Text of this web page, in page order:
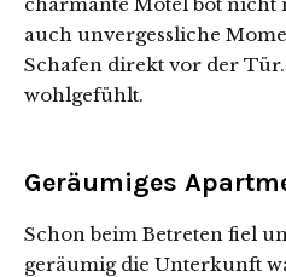
auch unvergessliche
Schafen direkt vor der
wohlgefühlt.
Geräumiges
Schon beim Betreten fiel
geräumig die Unterkunft